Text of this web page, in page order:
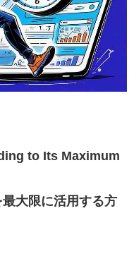
to Its Maximum
大限に活用する方